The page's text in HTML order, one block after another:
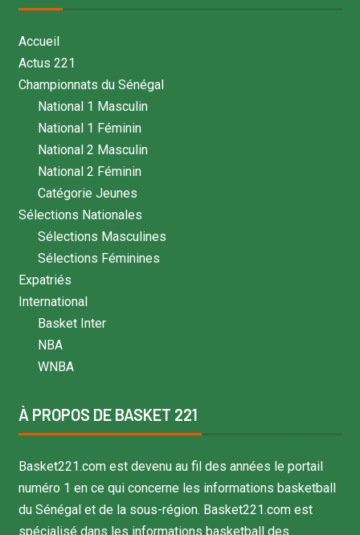
Accueil
Actus 221
Championnats du Sénégal
National 1 Masculin
National 1 Féminin
National 2 Masculin
National 2 Féminin
Catégorie Jeunes
Sélections Nationales
Sélections Masculines
Sélections Féminines
Expatriés
International
Basket Inter
NBA
WNBA
À PROPOS DE BASKET 221
Basket221.com est devenu au fil des années le portail
numéro 1 en ce qui concerne les informations basketball
du Sénégal et de la sous-région. Basket221.com est
spécialisé dans les informations basketball des